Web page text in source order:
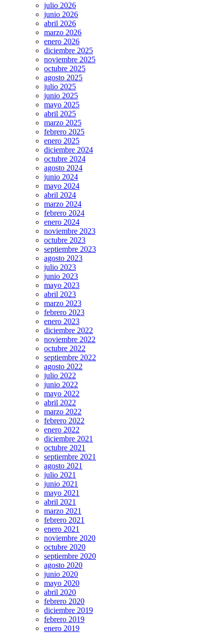
julio 2026
junio 2026
abril 2026
marzo 2026
enero 2026
diciembre 2025
noviembre 2025
octubre 2025
agosto 2025
julio 2025
junio 2025
mayo 2025
abril 2025
marzo 2025
febrero 2025
enero 2025
diciembre 2024
octubre 2024
agosto 2024
junio 2024
mayo 2024
abril 2024
marzo 2024
febrero 2024
enero 2024
noviembre 2023
octubre 2023
septiembre 2023
agosto 2023
julio 2023
junio 2023
mayo 2023
abril 2023
marzo 2023
febrero 2023
enero 2023
diciembre 2022
noviembre 2022
octubre 2022
septiembre 2022
agosto 2022
julio 2022
junio 2022
mayo 2022
abril 2022
marzo 2022
febrero 2022
enero 2022
diciembre 2021
octubre 2021
septiembre 2021
agosto 2021
julio 2021
junio 2021
mayo 2021
abril 2021
marzo 2021
febrero 2021
enero 2021
noviembre 2020
octubre 2020
septiembre 2020
agosto 2020
junio 2020
mayo 2020
abril 2020
febrero 2020
diciembre 2019
febrero 2019
enero 2019